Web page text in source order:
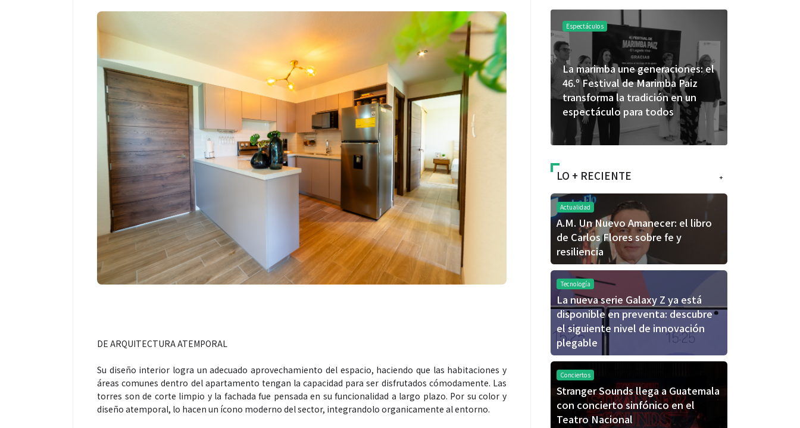
DE ARQUITECTURA ATEMPORAL
Su diseño interior logra un adecuado aprovechamiento del espacio, haciendo que las habitaciones y
áreas comunes dentro del apartamento tengan la capacidad para ser disfrutados cómodamente. Las
torres son de corte limpio y la fachada fue pensada en su funcionalidad a largo plazo. Por su color y
diseño atemporal, lo hacen un ícono moderno del sector, integrandolo organicamente al entorno.
Espectáculos
La marimba une generaciones: el
46.º Festival de Marimba Paiz
transforma la tradición en un
espectáculo para todos
Espectáculos
“Donde quiera que estés” el
primer capítulo del universo de
“FRAGMENTOS” su próximo
álbum de estudio
Shakira rompe récords con “Dai
Dai” y conquista el número uno
mundial en Spotify y Billboard
La marimba une generaciones: el
46.º Festival de Marimba Paiz
transforma la tradición en un
espectáculo para todos
+
LO + RECIENTE
Actualidad
A.M. Un Nuevo Amanecer: el libro
de Carlos Flores sobre fe y
resiliencia
Tecnología
La nueva serie Galaxy Z ya está
disponible en preventa: descubre
el siguiente nivel de innovación
plegable
Conciertos
Stranger Sounds llega a Guatemala
con concierto sinfónico en el
Teatro Nacional